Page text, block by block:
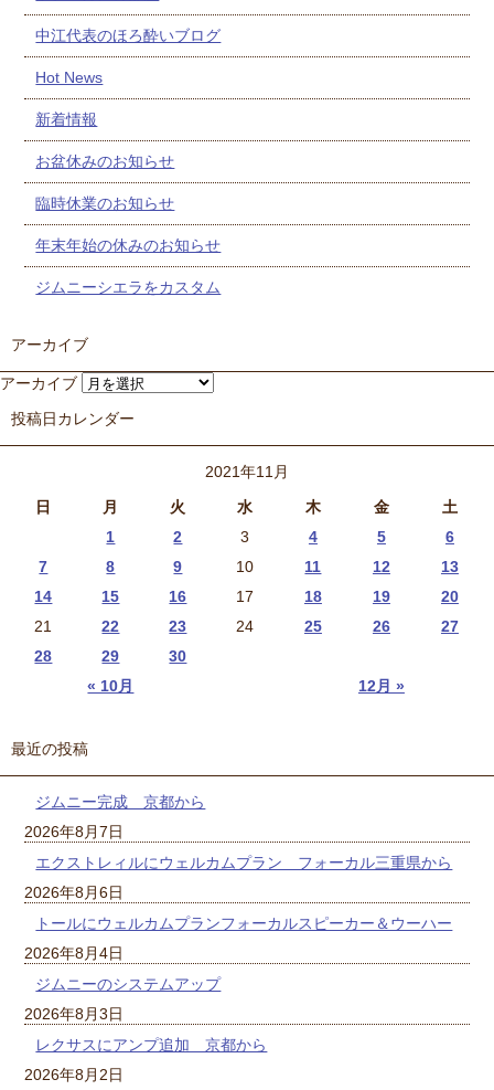
中江代表のほろ酔いブログ
Hot News
新着情報
お盆休みのお知らせ
臨時休業のお知らせ
年末年始の休みのお知らせ
ジムニーシエラをカスタム
アーカイブ
アーカイブ
投稿日カレンダー
2021年11月
日
月 火 水 木 金 土
« 10月 12月 »
1 2 3 4 5
6
7
8 9 10 11 12
13
14
15 16 17 18 19
20
21
22 23 24 25 26
27
28
29 30
最近の投稿
ジムニー完成 京都から
2026年8月7日
エクストレィルにウェルカムプラン フォーカル三重県から
2026年8月6日
トールにウェルカムプランフォーカルスピーカー＆ウーハー
2026年8月4日
ジムニーのシステムアップ
2026年8月3日
レクサスにアンプ追加 京都から
2026年8月2日